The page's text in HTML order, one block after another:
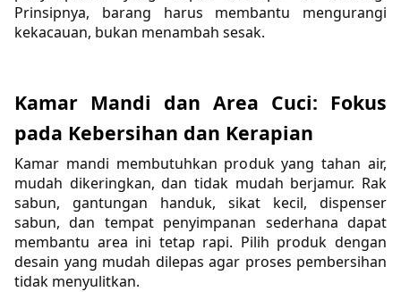
Prinsipnya, barang harus membantu mengurangi
kekacauan, bukan menambah sesak.
Kamar Mandi dan Area Cuci: Fokus
pada Kebersihan dan Kerapian
Kamar mandi membutuhkan produk yang tahan air,
mudah dikeringkan, dan tidak mudah berjamur. Rak
sabun, gantungan handuk, sikat kecil, dispenser
sabun, dan tempat penyimpanan sederhana dapat
membantu area ini tetap rapi. Pilih produk dengan
desain yang mudah dilepas agar proses pembersihan
tidak menyulitkan.